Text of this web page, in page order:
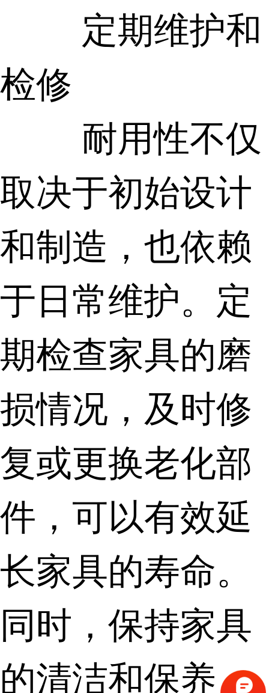
定期维护和
检修
耐用性不仅
取决于初始设计
和制造，也依赖
于日常维护。定
期检查家具的磨
损情况，及时修
复或更换老化部
件，可以有效延
长家具的寿命。
同时，保持家具
的清洁和保养，